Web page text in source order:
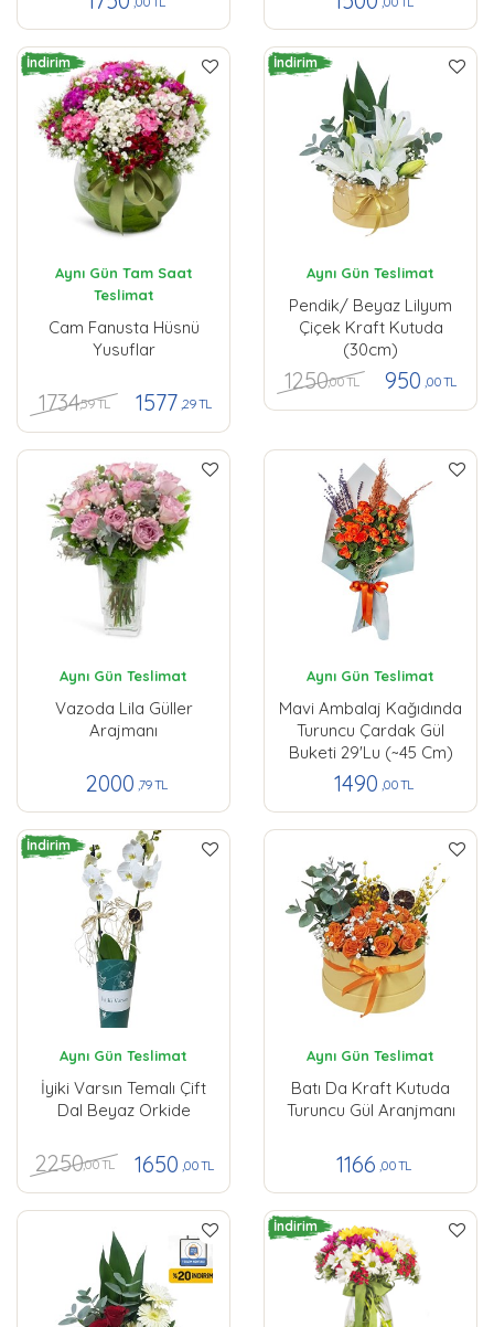
İndirim
Aynı Gün Tam Saat
Teslimat
Cam Fanusta Hüsnü
Yusuflar
1734,59 TL 1577 ,29 TL
İndirim
Aynı Gün Teslimat
Pendik/ Beyaz Lilyum
Çiçek Kraft Kutuda
(30cm)
1250,00 TL 950 ,00 TL
Aynı Gün Teslimat
Vazoda Lila Güller
Arajmanı
2000 ,79 TL
Aynı Gün Teslimat
Mavi Ambalaj Kağıdında
Turuncu Çardak Gül
Buketi 29'lu (~45 Cm)
1490 ,00 TL
İndirim
Aynı Gün Teslimat
İyiki Varsın Temalı Çift
Dal Beyaz Orkide
2250,00 TL 1650 ,00 TL
Aynı Gün Teslimat
Batı Da Kraft Kutuda
Turuncu Gül Aranjmanı
1166 ,00 TL
İndirim